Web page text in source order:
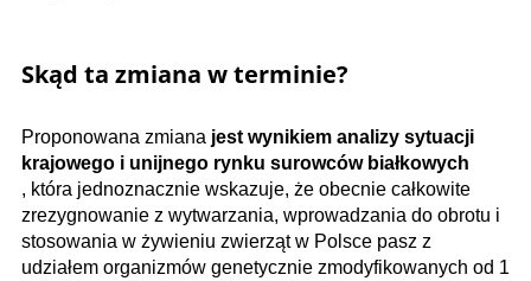
Skąd ta zmiana w terminie?
Proponowana zmiana jest wynikiem analizy sytuacji
krajowego i unijnego rynku surowców białkowych
, która jednoznacznie wskazuje, że obecnie całkowite
zrezygnowanie z wytwarzania, wprowadzania do obrotu i
stosowania w żywieniu zwierząt w Polsce pasz z
udziałem organizmów genetycznie zmodyfikowanych od 1